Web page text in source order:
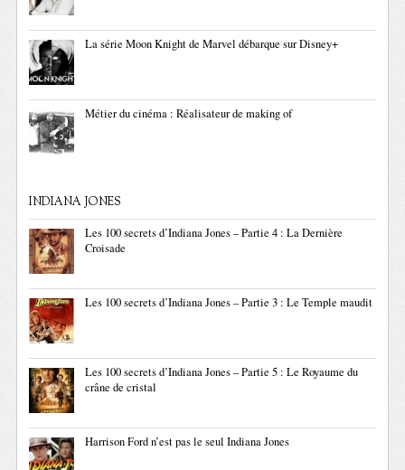
La série Moon Knight de Marvel débarque sur Disney+
Métier du cinéma : Réalisateur de making of
INDIANA JONES
Les 100 secrets d’Indiana Jones – Partie 4 : La Dernière
Croisade
Les 100 secrets d’Indiana Jones – Partie 3 : Le Temple maudit
Les 100 secrets d’Indiana Jones – Partie 5 : Le Royaume du
crâne de cristal
Harrison Ford n’est pas le seul Indiana Jones